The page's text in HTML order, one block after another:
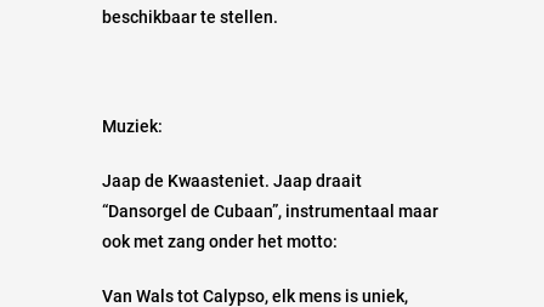
beschikbaar te stellen.
Muziek:
Jaap de Kwaasteniet. Jaap draait
“Dansorgel de Cubaan”, instrumentaal maar
ook met zang onder het motto:
Van Wals tot Calypso, elk mens is uniek,